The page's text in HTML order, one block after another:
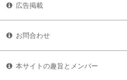
広告掲載
お問合わせ
本サイトの趣旨とメンバー